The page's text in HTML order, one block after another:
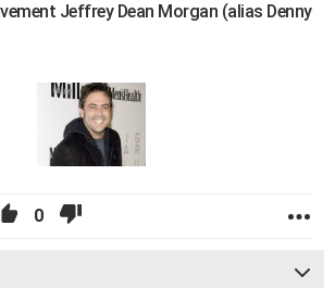
Jeffrey Dean Morgan (alias Denny
0